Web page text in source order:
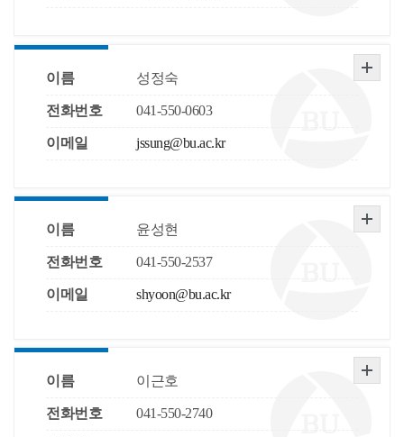
이름 성정숙
전화번호 041-550-0603
이메일 jssung@bu.ac.kr
이름 윤성현
전화번호 041-550-2537
이메일 shyoon@bu.ac.kr
이름 이근호
전화번호 041-550-2740